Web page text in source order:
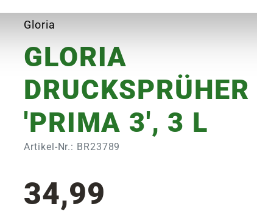
Gloria
GLORIA
DRUCKSPRÜHER
'PRIMA 3', 3 L
Artikel-Nr.: BR23789
34,99